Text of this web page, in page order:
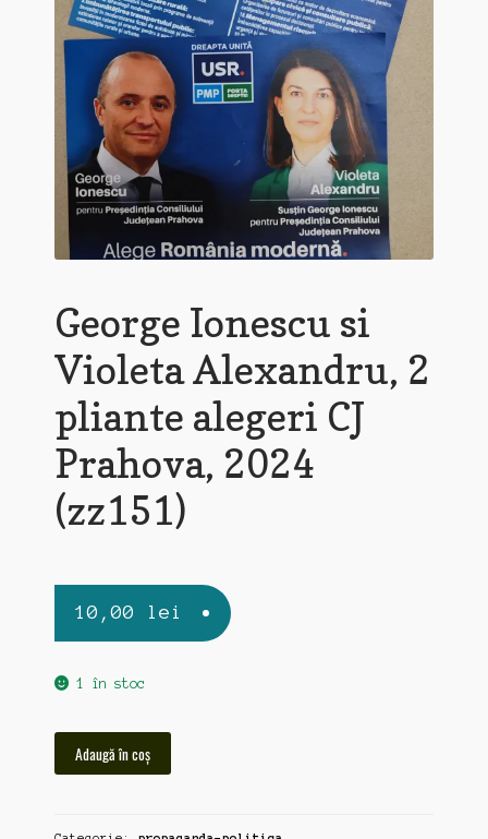
George Ionescu si
Violeta Alexandru, 2
pliante alegeri CJ
Prahova, 2024
(zz151)
10,00 lei
1 în stoc
Adaugă în coș